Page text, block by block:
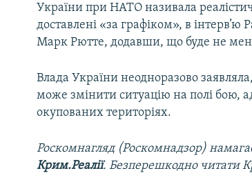
України при НАТО називала
доставлені «за графіком», в інтерв’ю
Марк Рютте, додавши, що буде не
Влада України неодноразово
може змінити ситуацію на полі бою,
окупованих територіях.
Роскомнагляд (Роскомнадзор)
Крим.Реалії. Безперешкодно читати